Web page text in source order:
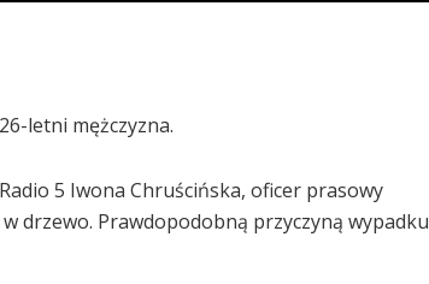
letni mężczyzna.
5 Iwona Chruścińska, oficer prasowy
drzewo. Prawdopodobną przyczyną wypadku